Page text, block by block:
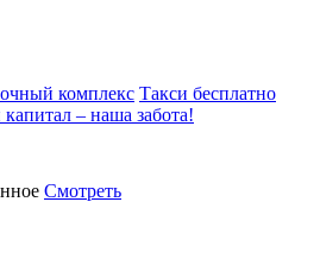
комплекс Такси бесплатно
– наша забота!
Смотреть